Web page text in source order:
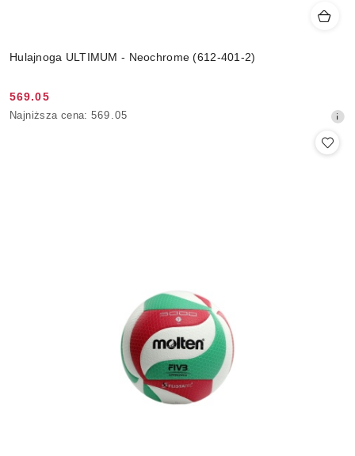
Hulajnoga ULTIMUM - Neochrome (612-401-2)
Cena
promocyjna:
569.05
Najniższa
Najniższa cena: 569.05